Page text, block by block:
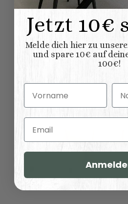
Ähnliche
Jetzt 10€
Melde dich hier zu
und spare 10€ auf
100€!
Vorname
Email